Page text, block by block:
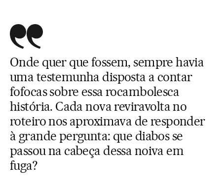
Onde quer que fossem, sempre havia
uma testemunha disposta a contar
fofocas sobre essa rocambolesca
história. Cada nova reviravolta no
roteiro nos aproximava de responder
à grande pergunta: que diabos se
passou na cabeça dessa noiva em
fuga?